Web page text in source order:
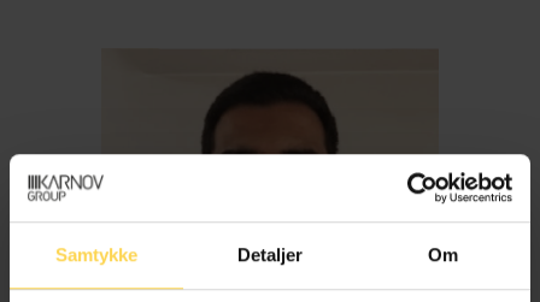
Samtykke Detaljer Om